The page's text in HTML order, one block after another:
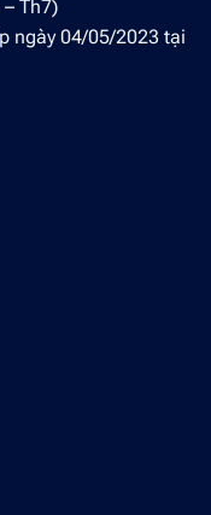
Th7)
ngày 04/05/2023 tại